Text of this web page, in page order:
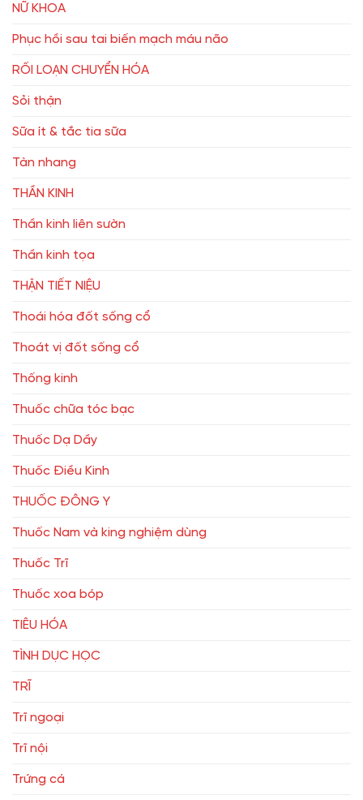
NỮ KHOA
Phục hồi sau tai biến mạch máu não
RỐI LOẠN CHUYỂN HÓA
Sỏi thận
Sữa ít & tắc tia sữa
Tàn nhang
THẦN KINH
Thần kinh liên sườn
Thần kinh tọa
THẬN TIẾT NIỆU
Thoái hóa đốt sống cổ
Thoát vị đốt sống cổ
Thống kinh
Thuốc chữa tóc bạc
Thuốc Dạ Dầy
Thuốc Điều Kinh
THUỐC ĐÔNG Y
Thuốc Nam và king nghiệm dùng
Thuốc Trĩ
Thuốc xoa bóp
TIÊU HÓA
TÌNH DỤC HỌC
TRĨ
Trĩ ngoại
Trĩ nội
Trứng cá